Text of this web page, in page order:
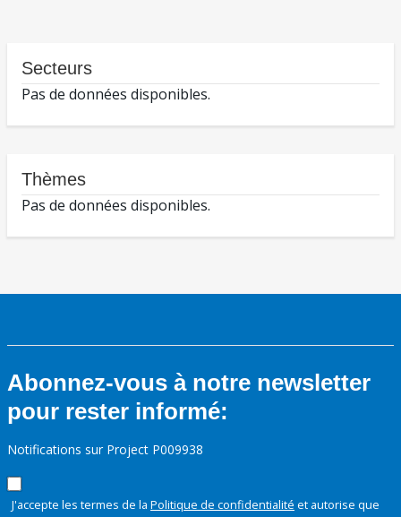
Secteurs
Pas de données disponibles.
Thèmes
Pas de données disponibles.
Abonnez-vous à notre newsletter
pour rester informé:
Notifications sur Project P009938
J'accepte les termes de la Politique de confidentialité et autorise que